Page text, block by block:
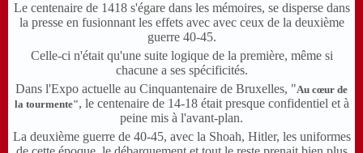
Le centenaire de 1418 s'égare dans les mémoires, se disperse dans
la presse en fusionnant les effets avec avec ceux de la deuxième
guerre 40-45.
Celle-ci n'était qu'une suite logique de la première, même si
chacune a ses spécificités.
Dans l'Expo actuelle au Cinquantenaire de Bruxelles, "Au cœur de
la tourmente", le centenaire de 14-18 était presque confidentiel et à
peine mis à l'avant-plan.
La deuxième guerre de 40-45, avec la Shoah, Hitler, les uniformes